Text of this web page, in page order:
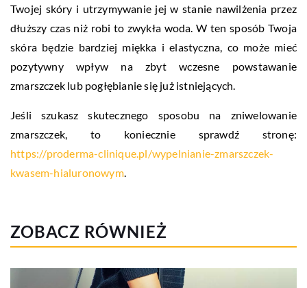
Twojej skóry i utrzymywanie jej w stanie nawilżenia przez
dłuższy czas niż robi to zwykła woda. W ten sposób Twoja
skóra będzie bardziej miękka i elastyczna, co może mieć
pozytywny wpływ na zbyt wczesne powstawanie
zmarszczek lub pogłębianie się już istniejących.
Jeśli szukasz skutecznego sposobu na zniwelowanie
zmarszczek, to koniecznie sprawdź stronę:
https://proderma-clinique.pl/wypelnianie-zmarszczek-
kwasem-hialuronowym.
ZOBACZ RÓWNIEŻ